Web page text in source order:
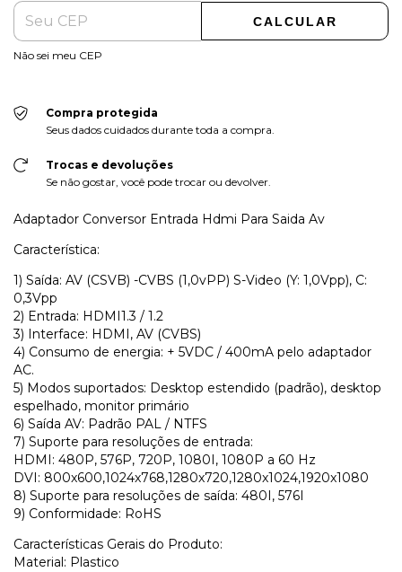
CALCULAR
Não sei meu CEP
Compra protegida
Seus dados cuidados durante toda a compra.
Trocas e devoluções
Se não gostar, você pode trocar ou devolver.
Adaptador Conversor Entrada Hdmi Para Saida Av
Característica:
1) Saída: AV (CSVB) -CVBS (1,0vPP) S-Video (Y: 1,0Vpp), C:
0,3Vpp
2) Entrada: HDMI1.3 / 1.2
3) Interface: HDMI, AV (CVBS)
4) Consumo de energia: + 5VDC / 400mA pelo adaptador
AC.
5) Modos suportados: Desktop estendido (padrão), desktop
espelhado, monitor primário
6) Saída AV: Padrão PAL / NTFS
7) Suporte para resoluções de entrada:
HDMI: 480P, 576P, 720P, 1080I, 1080P a 60 Hz
DVI: 800x600,1024x768,1280x720,1280x1024,1920x1080
8) Suporte para resoluções de saída: 480I, 576I
9) Conformidade: RoHS
Características Gerais do Produto:
Material: Plastico